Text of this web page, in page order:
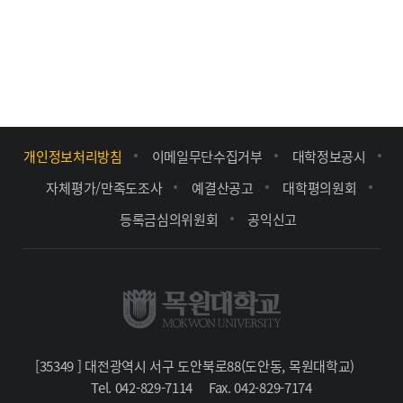
개인정보처리방침 이메일무단수집거부
대학정보공시
자체평가/만족도조사
예결산공고
대학평의원회
등록금심의위원회
공익신고
[35349 ] 대전광역시 서구 도안북로88(도안동, 목원대학교)
Tel. 042-829-7114
Fax. 042-829-7174